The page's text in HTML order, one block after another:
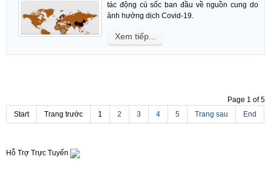
tác động cú sốc ban đầu về nguồn cung do
ảnh hưởng dịch Covid-19.
Xem tiếp...
Page 1 of 5
Start
Trang trước 1 2 3 4 5 Trang sau End
Hỗ Trợ Trực Tuyến